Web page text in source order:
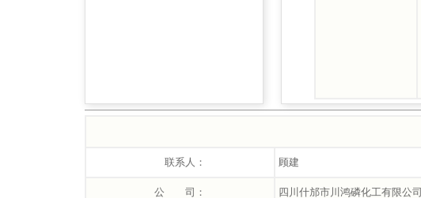
联系人： 顾建
公 司： 四川什邡市川鸿磷化工有限公司